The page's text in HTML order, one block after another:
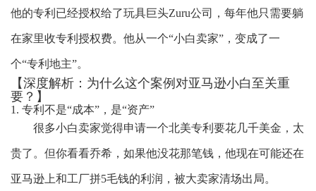
他的专利已经授权给了玩具巨头Zuru公司，每年他只需要躺
在家里收专利授权费。他从一个“小白卖家”，变成了一
个“专利地主”。
【深度解析：为什么这个案例对亚马逊小白至关重
要？】
1. 专利不是“成本”，是“资产”
很多小白卖家觉得申请一个北美专利要花几千美金，太
贵了。但你看看乔希，如果他没花那笔钱，他现在可能还在
亚马逊上和工厂拼5毛钱的利润，被大卖家清场出局。